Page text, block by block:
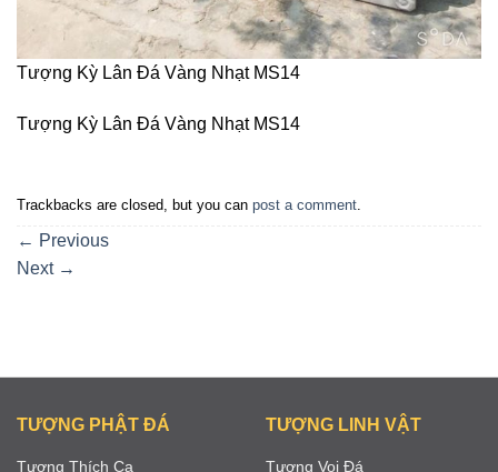
Tượng Kỳ Lân Đá Vàng Nhạt MS14
Tượng Kỳ Lân Đá Vàng Nhạt MS14
Trackbacks are closed, but you can post a comment.
← Previous
Next →
TƯỢNG PHẬT ĐÁ
Tượng Thích Ca
TƯỢNG LINH VẬT
Tượng Voi Đá